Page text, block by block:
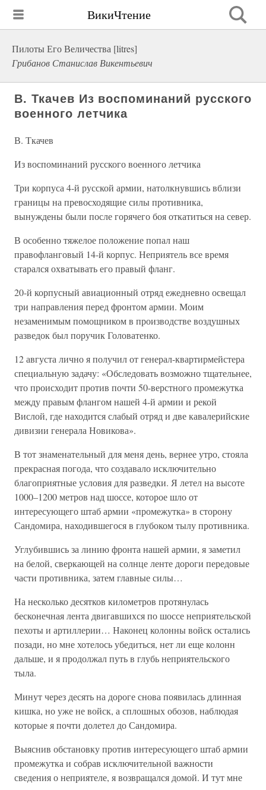
ВикиЧтение
Пилоты Его Величества [litres]
Грибанов Станислав Викентьевич
В. Ткачев Из воспоминаний русского
военного летчика
В. Ткачев
Из воспоминаний русского военного летчика
Три корпуса 4-й русской армии, натолкнувшись вблизи
границы на превосходящие силы противника,
вынуждены были после горячего боя откатиться на север.
В особенно тяжелое положение попал наш
правофланговый 14-й корпус. Неприятель все время
старался охватывать его правый фланг.
20-й корпусный авиационный отряд ежедневно освещал
три направления перед фронтом армии. Моим
незаменимым помощником в производстве воздушных
разведок был поручик Головатенко.
12 августа лично я получил от генерал-квартирмейстера
специальную задачу: «Обследовать возможно тщательнее,
что происходит против почти 50-верстного промежутка
между правым флангом нашей 4-й армии и рекой
Вислой, где находится слабый отряд и две кавалерийские
дивизии генерала Новикова».
В тот знаменательный для меня день, вернее утро, стояла
прекрасная погода, что создавало исключительно
благоприятные условия для разведки. Я летел на высоте
1000–1200 метров над шоссе, которое шло от
интересующего штаб армии «промежутка» в сторону
Сандомира, находившегося в глубоком тылу противника.
Углубившись за линию фронта нашей армии, я заметил
на белой, сверкающей на солнце ленте дороги передовые
части противника, затем главные силы…
На несколько десятков километров протянулась
бесконечная лента двигавшихся по шоссе неприятельской
пехоты и артиллерии… Наконец колонны войск остались
позади, но мне хотелось убедиться, нет ли еще колонн
дальше, и я продолжал путь в глубь неприятельского
тыла.
Минут через десять на дороге снова появилась длинная
кишка, но уже не войск, а сплошных обозов, наблюдая
которые я почти долетел до Сандомира.
Выяснив обстановку против интересующего штаб армии
промежутка и собрав исключительной важности
сведения о неприятеле, я возвращался домой. И тут мне